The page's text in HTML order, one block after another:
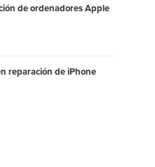
de ordenadores Apple
reparación de iPhone